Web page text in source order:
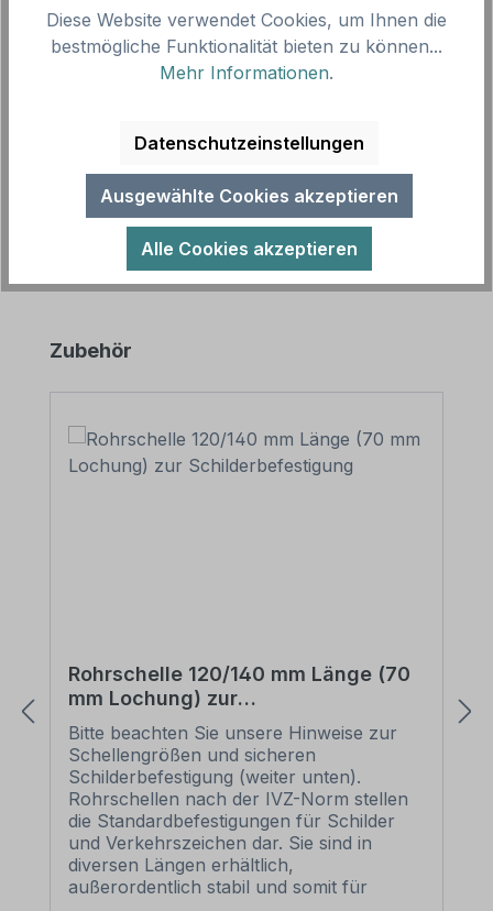
Vorlagenummer: VBT-132-K
als Kombinationsschild mit Zusatztext.
Kombinationsschilder beinhalten genormt…Mehr
Produktgalerie überspringen
Zubehör
Rohrschelle 120/140 mm Länge (70
mm Lochung) zur
Schilderbefestigung
Bitte beachten Sie unsere Hinweise zur
Schellengrößen und sicheren
Schilderbefestigung (weiter unten).
Rohrschellen nach der IVZ-Norm stellen
die Standardbefestigungen für Schilder
und Verkehrszeichen dar. Sie sind in
diversen Längen erhältlich,
außerordentlich stabil und somit für
Diese Website verwendet Cookies, um Ihnen die
bestmögliche Funktionalität bieten zu können...
Mehr Informationen.
Datenschutzeinstellungen
Ausgewählte Cookies akzeptieren
Alle Cookies akzeptieren